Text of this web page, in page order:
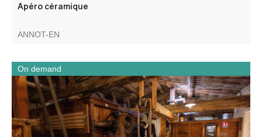
Apéro céramique
ANNOT-EN
A day combining industrial heritage and local discovery.
On demand